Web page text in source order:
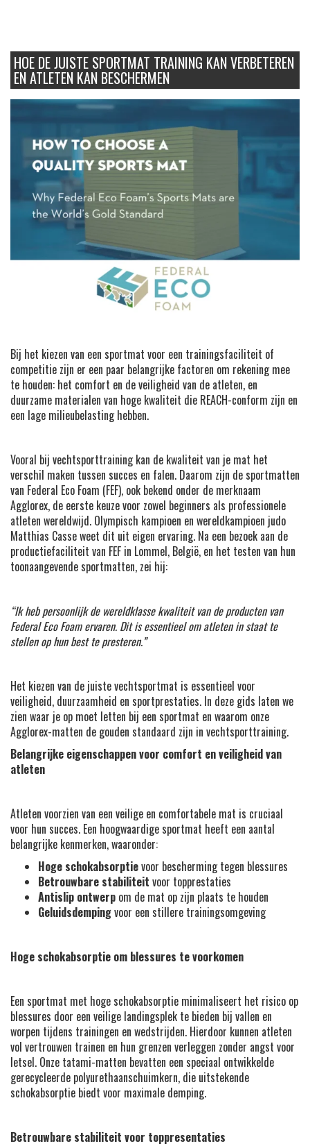
HOE DE JUISTE SPORTMAT TRAINING KAN VERBETEREN
EN ATLETEN KAN BESCHERMEN
Bij het kiezen van een sportmat voor een trainingsfaciliteit of
competitie zijn er een paar belangrijke factoren om rekening mee
te houden: het comfort en de veiligheid van de atleten, en
duurzame materialen van hoge kwaliteit die REACH-conform zijn en
een lage milieubelasting hebben.
Vooral bij vechtsporttraining kan de kwaliteit van je mat het
verschil maken tussen succes en falen. Daarom zijn de sportmatten
van Federal Eco Foam (FEF), ook bekend onder de merknaam
Agglorex, de eerste keuze voor zowel beginners als professionele
atleten wereldwijd. Olympisch kampioen en wereldkampioen judo
Matthias Casse weet dit uit eigen ervaring. Na een bezoek aan de
productiefaciliteit van FEF in Lommel, België, en het testen van hun
toonaangevende sportmatten, zei hij:
“Ik heb persoonlijk de wereldklasse kwaliteit van de producten van
Federal Eco Foam ervaren. Dit is essentieel om atleten in staat te
stellen op hun best te presteren.”
Het kiezen van de juiste vechtsportmat is essentieel voor
veiligheid, duurzaamheid en sportprestaties. In deze gids laten we
zien waar je op moet letten bij een sportmat en waarom onze
Agglorex-matten de gouden standaard zijn in vechtsporttraining.
Belangrijke eigenschappen voor comfort en veiligheid van
atleten
Atleten voorzien van een veilige en comfortabele mat is cruciaal
voor hun succes. Een hoogwaardige sportmat heeft een aantal
belangrijke kenmerken, waaronder:
Hoge schokabsorptievoor bescherming tegen blessures
Betrouwbare stabiliteit voor topprestaties
Antislip ontwerp om de mat op zijn plaats te houden
Geluidsdempingvoor een stillere trainingsomgeving
Hoge schokabsorptie om blessures te voorkomen
Een sportmat met hoge schokabsorptie minimaliseert het risico op
blessures door een veilige landingsplek te bieden bij vallen en
worpen tijdens trainingen en wedstrijden. Hierdoor kunnen atleten
vol vertrouwen trainen en hun grenzen verleggen zonder angst voor
letsel. Onze tatami-matten bevatten een speciaal ontwikkelde
gerecycleerde polyurethaanschuimkern, die uitstekende
schokabsorptie biedt voor maximale demping.
Betrouwbare stabiliteit voor toppresentaties